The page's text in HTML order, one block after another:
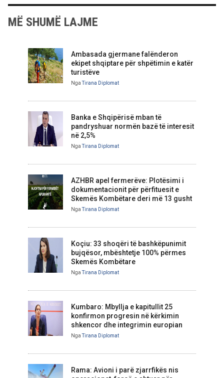
MË SHUMË LAJME
Ambasada gjermane falënderon
ekipet shqiptare për shpëtimin e katër
turistëve
NgaTirana Diplomat
Banka e Shqipërisë mban të
pandryshuar normën bazë të interesit
në 2,5%
NgaTirana Diplomat
AZHBR apel fermerëve: Plotësimi i
dokumentacionit për përfituesit e
Skemës Kombëtare deri më 13 gusht
NgaTirana Diplomat
Koçiu: 33 shoqëri të bashkëpunimit
bujqësor, mbështetje 100% përmes
Skemës Kombëtare
NgaTirana Diplomat
Kumbaro: Mbyllja e kapitullit 25
konfirmon progresin në kërkimin
shkencor dhe integrimin europian
NgaTirana Diplomat
Rama: Avioni i parë zjarrfikës nis